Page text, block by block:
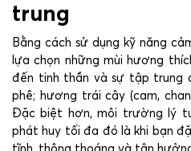
trung
Bằng cách sử dụng kỹ năng
lựa chọn những mùi hương
đến tinh thần và sự tập trung
phê; hương trái cây (cam,
Đặc biệt hơn, môi trường lý
phát huy tối đa đó là khi bạn